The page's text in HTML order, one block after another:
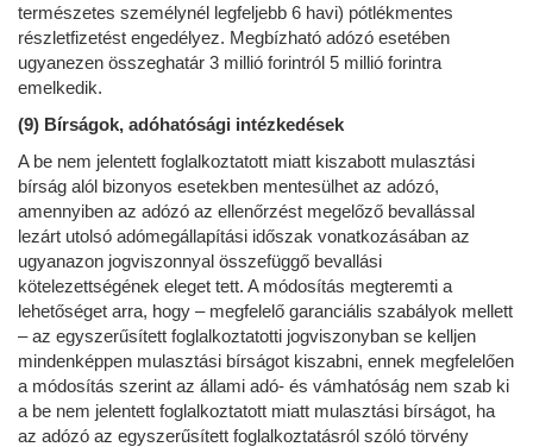
természetes személynél legfeljebb 6 havi) pótlékmentes
részletfizetést engedélyez. Megbízható adózó esetében
ugyanezen összeghatár 3 millió forintról 5 millió forintra
emelkedik.
(9) Bírságok, adóhatósági intézkedések
A be nem jelentett foglalkoztatott miatt kiszabott mulasztási
bírság alól bizonyos esetekben mentesülhet az adózó,
amennyiben az adózó az ellenőrzést megelőző bevallással
lezárt utolsó adómegállapítási időszak vonatkozásában az
ugyanazon jogviszonnyal összefüggő bevallási
kötelezettségének eleget tett. A módosítás megteremti a
lehetőséget arra, hogy – megfelelő garanciális szabályok mellett
– az egyszerűsített foglalkoztatotti jogviszonyban se kelljen
mindenképpen mulasztási bírságot kiszabni, ennek megfelelően
a módosítás szerint az állami adó- és vámhatóság nem szab ki
a be nem jelentett foglalkoztatott miatt mulasztási bírságot, ha
az adózó az egyszerűsített foglalkoztatásról szóló törvény